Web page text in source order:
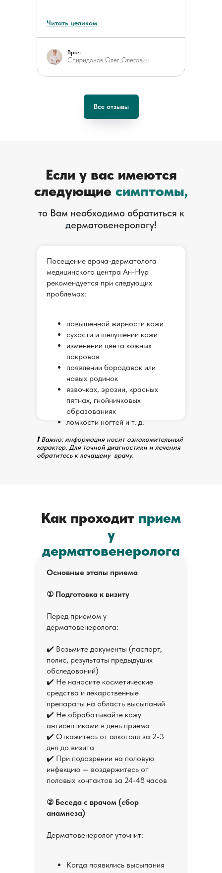
Спиридонов Олег Олегович
Врач
Читать целиком
Все отзывы
Спиридонов Олег Олегович
Врач
Здравствуйте. Был 20.01.2024 в 12:30 на
приёме у дерматолога Спиридонова Олега
Олеговича. Грамотный специалист, речь
поставлена, распологает к себе...
Пациент ӏ 28.07.2024
Врач
Обратилась к врачу с проблемой прыщей
на лице. Врач очень внимательная,
доброжелательная, выслушала, осмотрела,
назначила анализы и лечение, которое
Если у вас имеются
следующие симптомы,
Посещение врача-дерматолога
медицинского центра Ан-Нур
рекомендуется при следующих
проблемах:
повышенной жирности кожи
сухости и шелушении кожи
изменении цвета кожных
покровов
появлении бородавок или
новых родинок
язвочках, эрозии, красных
пятнах, гнойничковых
образованиях
ломкости ногтей и т. д.
то Вам необходимо обратиться к
дерматовенерологу!
❗ Важно: информация носит ознакомительный
характер. Для точной диагностики и лечения
обратитесь к лечащему врачу.
Как проходит прием
у
дерматовенеролога
Основные этапы приема
① Подготовка к визиту
Перед приемом у
дерматовенеролога:
✔️ Возьмите документы (паспорт,
полис, результаты предыдущих
обследований)
✔️ Не наносите косметические
средства и лекарственные
препараты на область высыпаний
✔️ Не обрабатывайте кожу
антисептиками в день приема
✔️ Откажитесь от алкоголя за 2-3
дня до визита
✔️ При подозрении на половую
инфекцию — воздержитесь от
половых контактов за 24-48 часов
② Беседа с врачом (сбор
анамнеза)
Дерматовенеролог уточнит:
Когда появились высыпания